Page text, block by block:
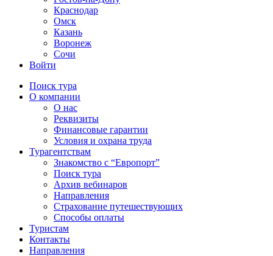
Краснодар
Омск
Казань
Воронеж
Сочи
Войти
Поиск тура
О компании
О нас
Реквизиты
Финансовые гарантии
Условия и охрана труда
Турагентствам
Знакомство с “Европорт”
Поиск тура
Архив вебинаров
Направления
Страхование путешествующих
Способы оплаты
Туристам
Контакты
Направления